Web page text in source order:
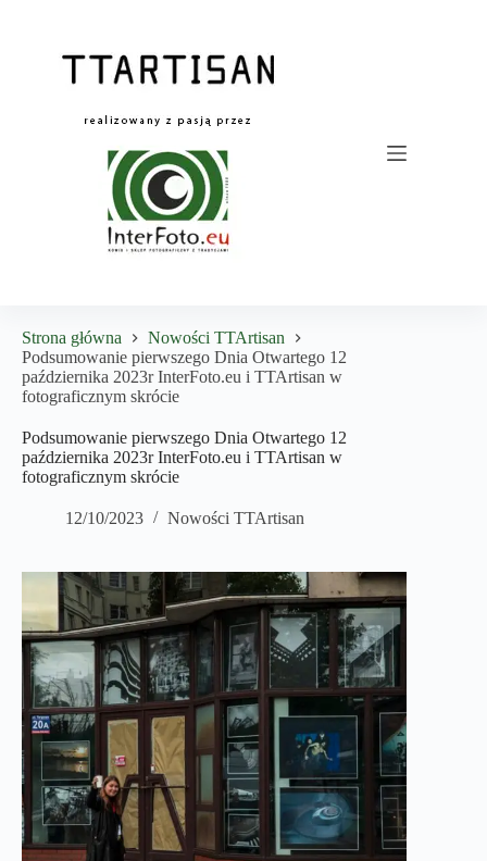
Strona główna
Nowości TTArtisan
Podsumowanie pierwszego Dnia Otwartego 12
października 2023r InterFoto.eu i TTArtisan w
fotograficznym skrócie
Podsumowanie pierwszego Dnia Otwartego 12
października 2023r InterFoto.eu i TTArtisan w
fotograficznym skrócie
12/10/2023 Nowości TTArtisan